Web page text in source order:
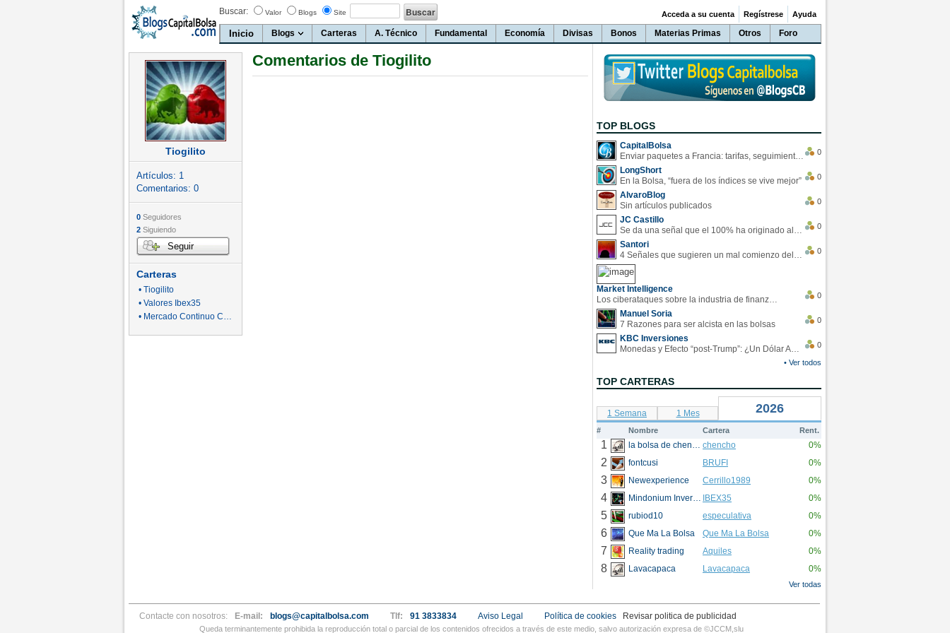
Buscar: Valor Blogs Site
Inicio Blogs Carteras A. Técnico Fundamental Economía Divisas Bonos Materias Primas Otros Foro
Acceda a su cuenta Regístrese Ayuda
Tiogilito
Artículos: 1
Comentarios: 0
0 Seguidores
2 Siguiendo
Seguir
Carteras
• Tiogilito
• Valores Ibex35
• Mercado Continuo Cortos y Larg
Comentarios de Tiogilito
TOP BLOGS
CapitalBolsa
Enviar paquetes a Francia: tarifas, seguimiento y ventajas destacadas
0
LongShort
En la Bolsa, “fuera de los índices se vive mejor”
0
AlvaroBlog
Sin artículos publicados
0
JC Castillo
Se da una señal que el 100% ha originado alzas en las bolsas
0
Santori
4 Señales que sugieren un mal comienzo del 3T de la economía EEUU
0
Market Intelligence
Los ciberataques sobre la industria de finanzas se han duplicado este año
0
Manuel Soria
7 Razones para ser alcista en las bolsas
0
KBC Inversiones
Monedas y Efecto “post-Trump”: ¿Un Dólar Americano operando en rangos?
0
• Ver todos
TOP CARTERAS
1 Semana 1 Mes 2026
# Nombre Cartera Rent.
1 la bolsa de chencho chencho 0%
2 fontcusi BRUFI 0%
3 Newexperience Cerrillo1989 0%
4 Mindonium Inversions IBEX35 0%
5 rubiod10 especulativa 0%
6 Que Ma La Bolsa Que Ma La Bolsa 0%
7 Reality trading Aquiles 0%
8 Lavacapaca Lavacapaca 0%
Ver todas
Contacte con nosotros: E-mail: blogs@capitalbolsa.com Tlf: 91 3833834 Aviso Legal Revisar politica de publicidad
Política de cookies
Queda terminantemente prohibida la reproducción total o parcial de los contenidos ofrecidos a través de este medio, salvo autorización expresa de ©JCCM,slu